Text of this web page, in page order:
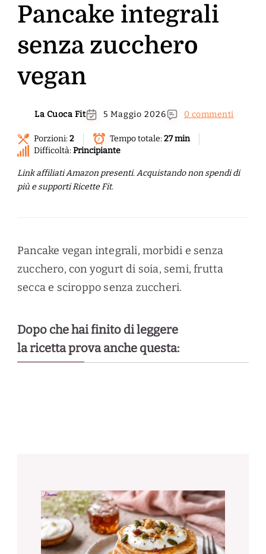
Pancake integrali
senza zucchero
vegan
La Cuoca Fit 5 Maggio 2026 0 commenti
Porzioni:2 Tempo totale:27 min
Difficoltà:Principiante
Link affiliati Amazon presenti. Acquistando non spendi di
più e supporti Ricette Fit.
Pancake vegan integrali, morbidi e senza
zucchero, con yogurt di soia, semi, frutta
secca e sciroppo senza zuccheri.
Dopo che hai finito di leggere
la ricetta prova anche questa: